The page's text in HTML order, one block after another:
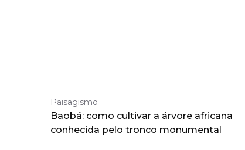
Paisagismo
Baobá: como cultivar a árvore africana
conhecida pelo tronco monumental